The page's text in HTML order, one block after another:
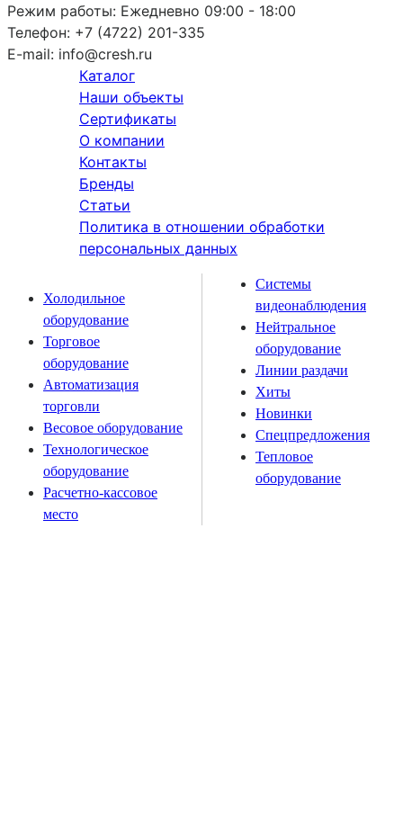
Режим работы: Ежедневно 09:00 - 18:00
Телефон: +7 (4722) 201-335
E-mail: info@cresh.ru
Каталог
Наши объекты
Сертификаты
О компании
Контакты
Бренды
Статьи
Политика в отношении обработки
персональных данных
Холодильное
оборудование
Торговое
оборудование
Автоматизация
торговли
Весовое оборудование
Технологическое
оборудование
Расчетно-кассовое
место
Системы
видеонаблюдения
Нейтральное
оборудование
Линии раздачи
Хиты
Новинки
Спецпредложения
Тепловое
оборудование